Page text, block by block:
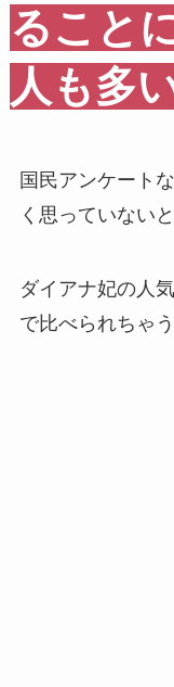
ること
人も多
国民アンケート
く思っていない
ダイアナ妃の人
で比べられちゃ